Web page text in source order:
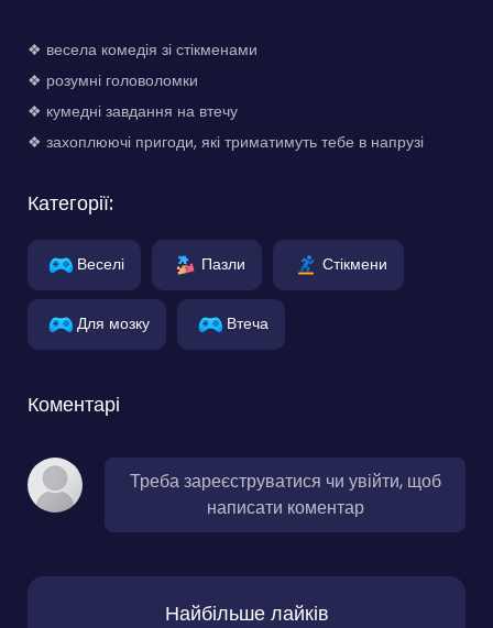
❖ весела комедія зі стікменами
❖ розумні головоломки
❖ кумедні завдання на втечу
❖ захоплюючі пригоди, які триматимуть тебе в напрузі
Категорії:
Веселі Пазли Стікмени
Для мозку Втеча
Коментарі
Треба зареєструватися чи увійти, щоб
написати коментар
Найбільше лайків